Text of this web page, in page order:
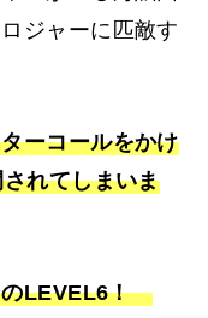
ジャーに匹敵す
ーコールをかけ
れてしまいま
のLEVEL6！